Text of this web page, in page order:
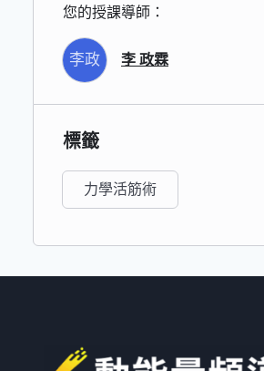
您的授課導師：
李政 李 政霖
標籤
力學活筋術